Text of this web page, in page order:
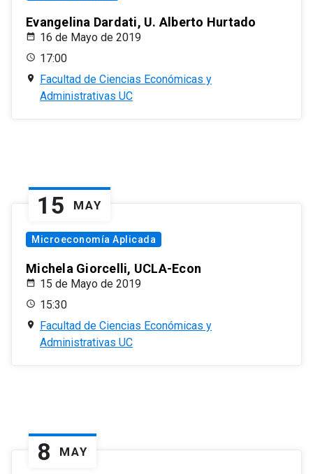
Evangelina Dardati, U. Alberto Hurtado
16 de Mayo de 2019
17:00
Facultad de Ciencias Económicas y
Administrativas UC
15 MAY
Microeconomía Aplicada
Michela Giorcelli, UCLA-Econ
15 de Mayo de 2019
15:30
Facultad de Ciencias Económicas y
Administrativas UC
8 MAY